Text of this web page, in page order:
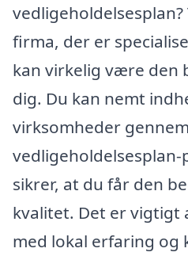
firma, der er
kan virkelig være den
dig. Du kan nemt
virksomheder gennem
sikrer, at du får den
kvalitet. Det er vigtigt
med lokal erfaring og